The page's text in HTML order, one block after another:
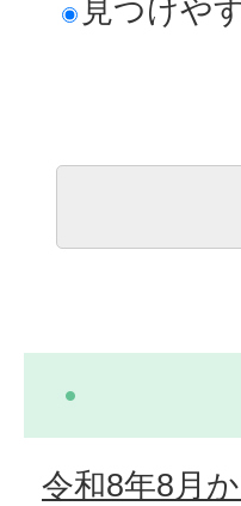
見つけや
令和8年8月